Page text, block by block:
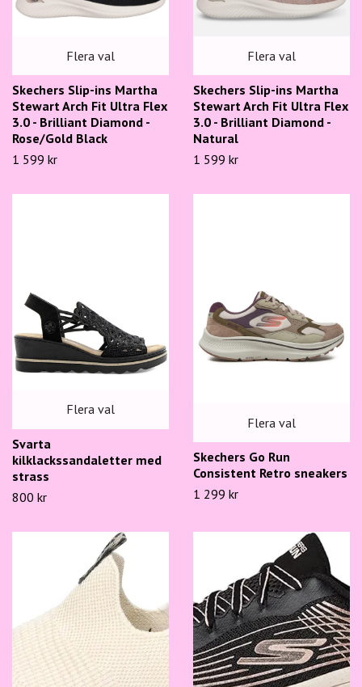
Flera val
Skechers Slip-ins Martha
Stewart Arch Fit Ultra Flex
3.0 - Brilliant Diamond -
Rose/Gold Black
1 599 kr
Flera val
Skechers Slip-ins Martha
Stewart Arch Fit Ultra Flex
3.0 - Brilliant Diamond -
Natural
1 599 kr
Flera val
Svarta
kilklackssandaletter med
strass
800 kr
Flera val
Skechers Go Run
Consistent Retro sneakers
1 299 kr